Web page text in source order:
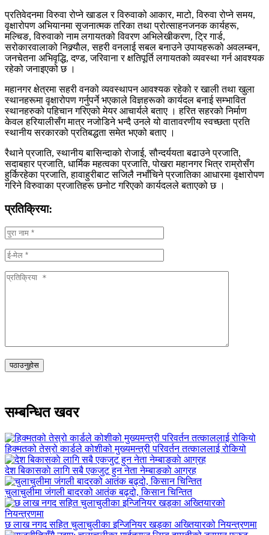
प्रतिवेदनमा विरुवा रोप्ने खाडल र विरुवाको आकार, माटो, विरुवा रोप्ने समय,
वृक्षारोपण अभियानमा सृजनात्मक तरिका तथा प्रोत्साहनजनक कार्यहरू,
मल्चिङ, विरुवाको नाम लगायतको विवरण अभिलेखीकरण, ट्रि गार्ड,
सरोकारवालाको निक्र्याैल, सहरी वनलाई सबल बनाउने उपायहरूको अवलम्बन,
जनचेतना अभिवृद्धि, दण्ड, जरिवाना र क्षतिपूर्ति लगायतको व्यवस्था गर्न आवश्यक
रहेको जनाइएको छ ।
महानगर क्षेत्रमा सहरी वनको व्यवस्थापन आवश्यक रहेको र खाली तथा खुला
स्थानहरूमा वृक्षारोपण गर्नुपर्ने भएकाले विज्ञहरूको कार्यदल बनाई सम्भावित
स्थानहरुको पहिचान गरिएको मेयर आचार्यले बताए । हरित सहरको निर्माण
केवल हरियालीसँग मात्र नजोडिने भन्दै उनले यो वातावरणीय स्वच्छता प्रति
स्थानीय सरकारको प्रतिबद्धता समेत भएको बताए ।
रैथाने प्रजाति, स्थानीय बासिन्दाको रोजाई, सौन्दर्ययता बढाउने प्रजाति,
सदाबहार प्रजाति, धार्मिक महत्वका प्रजाति, पोखरा महानगर भित्र राम्रोसँग
हुर्किरहेका प्रजाति, हावाहुरीबाट सजिलै नभाँचिने प्रजातिका आधारमा वृक्षारोपण
गरिने विरुवाका प्रजातिहरू छनोट गरिएको कार्यदलले बताएको छ ।
प्रतिक्रिया:
सम्बन्धित खवर
हिक्मतको तेस्रो कार्डले कोशीको मुख्यमन्त्री परिवर्तन तत्काललाई रोकियो
देश बिकासकाे लागि सबै एकजुट हुन नेता नेम्बाङकाे आग्रह
चुलाचुलीमा जंगली बादरको आतंक बढ्दो, किसान चिन्तित
छ लाख नगद सहित चुलाचुलीका इन्जिनियर खड्का अख्तियारको नियन्त्रणमा